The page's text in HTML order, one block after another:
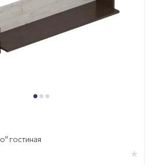
гостиная